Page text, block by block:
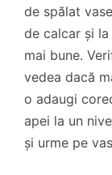
de spălat
de calcar și
mai bune.
vedea dacă
o adaugi
apei la un
și urme pe